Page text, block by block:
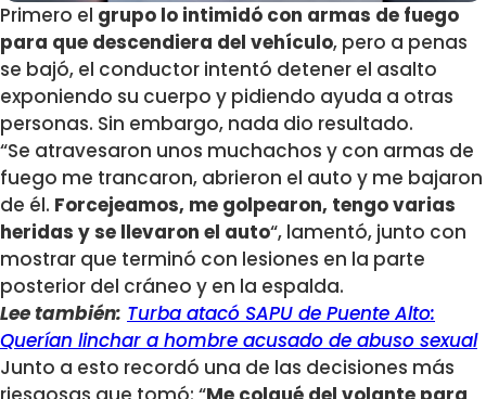
Primero el grupo lo intimidó con armas de fuego
para que descendiera del vehículo, pero a penas
se bajó, el conductor intentó detener el asalto
exponiendo su cuerpo y pidiendo ayuda a otras
personas. Sin embargo, nada dio resultado.
“Se atravesaron unos muchachos y con armas de
fuego me trancaron, abrieron el auto y me bajaron
de él. Forcejeamos, me golpearon, tengo varias
heridas y se llevaron el auto“, lamentó, junto con
mostrar que terminó con lesiones en la parte
posterior del cráneo y en la espalda.
Lee también: Turba atacó SAPU de Puente Alto:
Querían linchar a hombre acusado de abuso sexual
Junto a esto recordó una de las decisiones más